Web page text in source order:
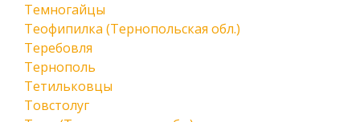
Темногайцы
Теофипилка (Тернопольская обл.)
Теребовля
Тернополь
Тетильковцы
Товстолуг